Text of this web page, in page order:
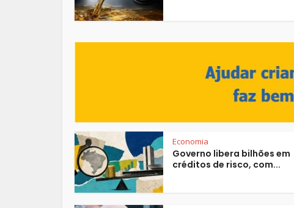
Economia
Governo libera bilhões em
créditos de risco, com...